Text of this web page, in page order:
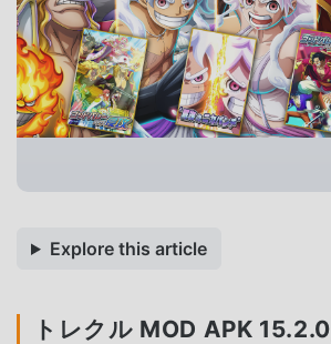
Explore this article
トレクル MOD APK